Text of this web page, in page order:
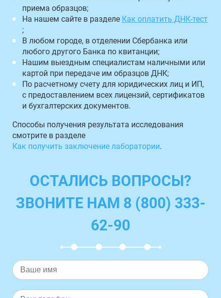
приема образцов;
На нашем сайте в разделе Как оплатить ДНК-тест
;
В любом городе, в отделении Сбербанка или
любого другого Банка по квитанции;
Нашим выездным специалистам наличными или
картой при передаче им образцов ДНК;
По расчетному счету для юридических лиц и ИП,
с предоставлением всех лицензий, сертификатов
и бухгалтерских документов.
Способы получения результата исследования
смотрите в разделе
Как получить заключение лаборатории.
ОСТАЛИСЬ ВОПРОСЫ?
ЗВОНИТЕ НАМ 8 (800) 333-
62-90